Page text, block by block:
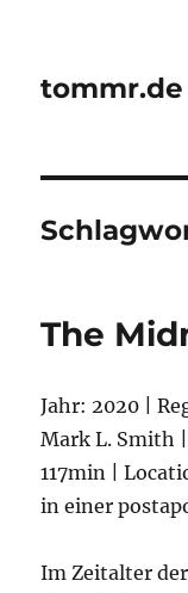
tommr.de
The
Jahr: 2020 |
Mark L. Smith
117min |
in einer
Im Zeitalter